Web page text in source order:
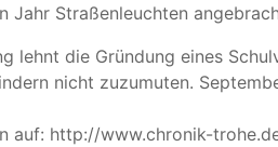
Jahr Straßenleuchten
lehnt die Gründung eines
nicht zuzumuten.
auf: http://www.chronik-